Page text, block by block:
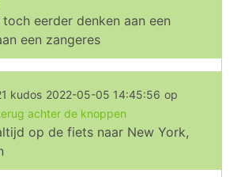
eerder denken aan een
een zangeres
kudos 2022-05-05 14:45:56 op
achter de knoppen
op de fiets naar New York,